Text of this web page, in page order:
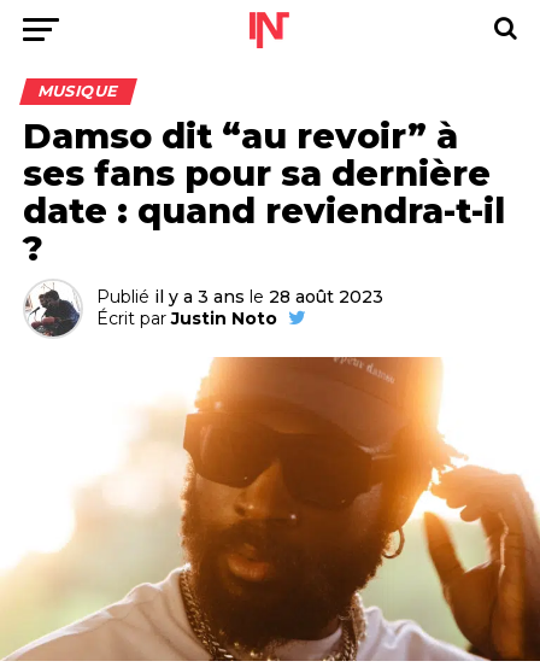
MUSIQUE
Damso dit “au revoir” à
ses fans pour sa dernière
date : quand reviendra-t-il
?
Publié il y a 3 ans le 28 août 2023
Écrit par Justin Noto